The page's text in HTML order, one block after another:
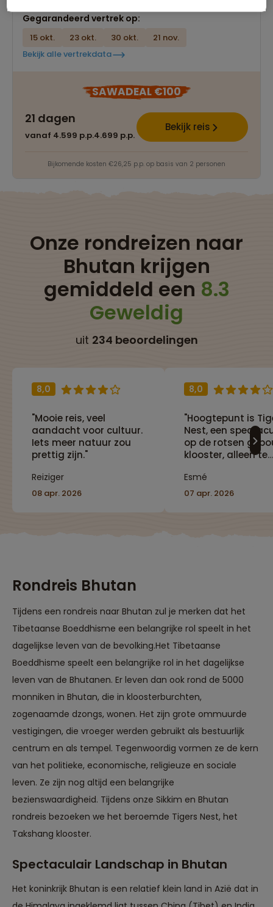
Gegarandeerd vertrek op:
15 okt. 23 okt. 30 okt.
21 nov.
Bekijk alle vertrekdata
SAWADEAL €100
21 dagen
vanaf 4.599 p.p.4.699 p.p.
Bekijk reis
Bijkomende kosten €26,25 p.p. op basis van 2 personen
Onze rondreizen naar
Bhutan krijgen
gemiddeld een 8.3
Geweldig
uit 234 beoordelingen
8,0
"Mooie reis, veel
aandacht voor cultuur.
Iets meer natuur zou
prettig zijn."
Reiziger
08 apr. 2026
8,0
"Hoogtepunt is
Nest, een
op de rotsen
klooster, alleen te
trappen.
karakteriseert de
Esmé
07 apr. 2026
Rondreis Bhutan
Tijdens een rondreis naar Bhutan zul je merken dat het
Tibetaanse Boeddhisme een belangrijke rol speelt in het
dagelijkse leven van de bevolking.Het Tibetaanse
Boeddhisme speelt een belangrijke rol in het dagelijkse
leven van de Bhutanen. Er leven dan ook rond de 5000
monniken in Bhutan, die in kloosterburchten,
zogenaamde dzongs, wonen. Het zijn grote ommuurde
vestigingen, die vroeger werden gebruikt als bestuurlijk
centrum en als tempel. Tegenwoordig vormen ze de kern
van het politieke, economische, religieuze en sociale
leven. Ze zijn nog altijd een belangrijke
bezienswaardigheid. Tijdens onze Sikkim en Bhutan
rondreis bezoeken we het beroemde Tigers Nest, het
Takshang klooster.
Spectaculair Landschap in Bhutan
Het koninkrijk Bhutan is een relatief klein land in Azië dat in